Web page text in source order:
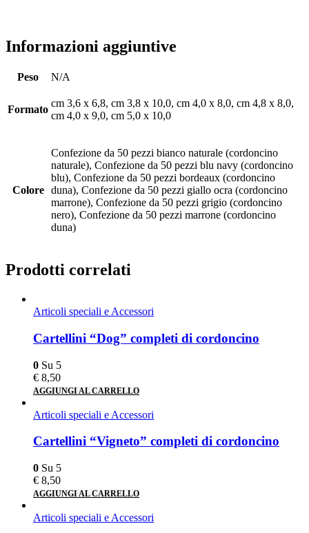
Informazioni aggiuntive
Peso N/A
Formato
cm 3,6 x 6,8, cm 3,8 x 10,0, cm 4,0 x 8,0, cm 4,8 x 8,0,
cm 4,0 x 9,0, cm 5,0 x 10,0
Colore
Confezione da 50 pezzi bianco naturale (cordoncino
naturale), Confezione da 50 pezzi blu navy (cordoncino
blu), Confezione da 50 pezzi bordeaux (cordoncino
duna), Confezione da 50 pezzi giallo ocra (cordoncino
marrone), Confezione da 50 pezzi grigio (cordoncino
nero), Confezione da 50 pezzi marrone (cordoncino
duna)
Prodotti correlati
Articoli speciali e Accessori
Cartellini “Dog” completi di cordoncino
0 Su 5
€ 8,50
AGGIUNGI AL CARRELLO
Articoli speciali e Accessori
Cartellini “Vigneto” completi di cordoncino
0 Su 5
€ 8,50
AGGIUNGI AL CARRELLO
Articoli speciali e Accessori